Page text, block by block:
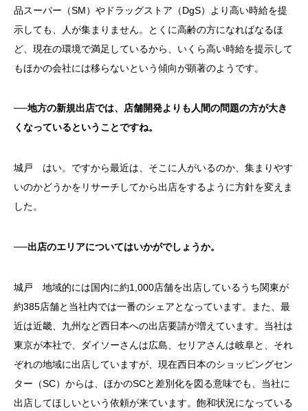
品スーパー（SM）やドラッグストア（DgS）より高い時給を提
示しても、人が集まりません。とくに高齢の方になればなるほ
ど、現在の環境で満足しているから、いくら高い時給を提示して
もほかの会社には移らないという傾向が顕著のようです。
──地方の新規出店では、店舗開発よりも人間の問題の方が大き
くなっているということですね。
城戸 はい。ですから最近は、そこに人がいるのか、集まりやす
いのかどうかをリサーチしてから出店をするように方針を変えま
した。
──出店のエリアについてはいかがでしょうか。
城戸 地域的には国内に約1,000店舗を出店しているうち関東が
約385店舗と当社内では一番のシェアとなっています。また、最
近は近畿、九州など西日本への出店要請が増えています。当社は
東京が本社で、ダイソーさんは広島、セリアさんは岐阜と、それ
ぞれの地域に出店していますが、現在西日本のショッピングセン
ター（SC）からは、ほかのSCと差別化を図る意味でも、当社に
出店してほしいという依頼が来ています。飽和状況になっている